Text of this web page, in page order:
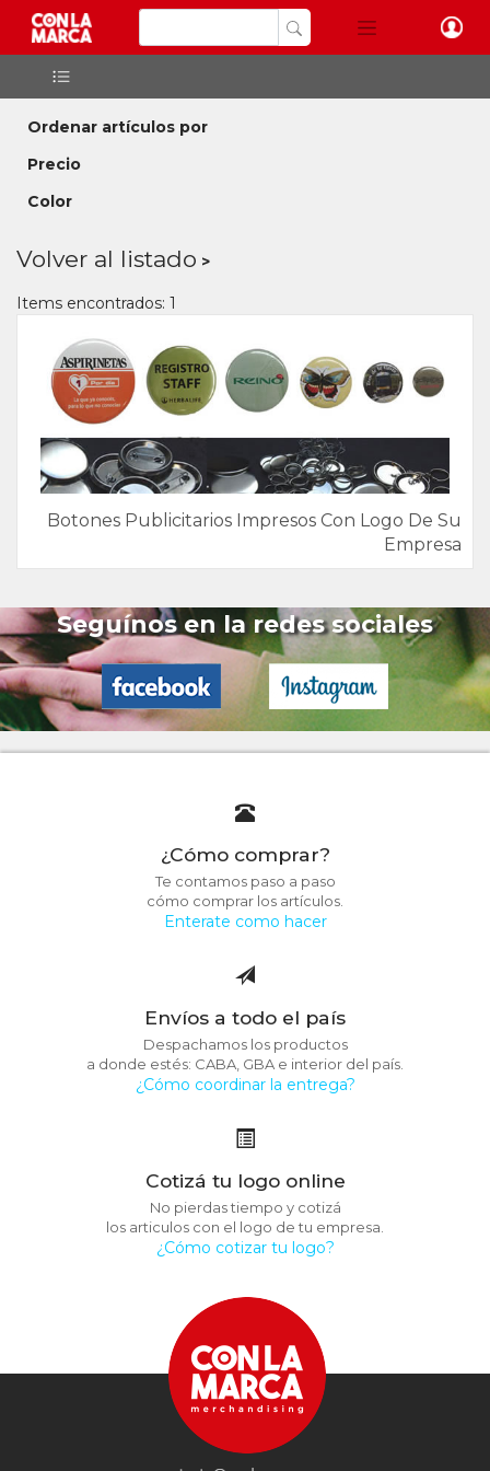
Ordenar artículos por
Precio
Color
Volver al listado
Items encontrados: 1
Botones Publicitarios Impresos Con Logo De Su
Empresa
Seguínos en la redes sociales
¿Cómo comprar?
Te contamos paso a paso
cómo comprar los artículos.
Enterate como hacer
Envíos a todo el país
Despachamos los productos
a donde estés: CABA, GBA e interior del país.
¿Cómo coordinar la entrega?
Cotizá tu logo online
No pierdas tiempo y cotizá
los articulos con el logo de tu empresa.
¿Cómo cotizar tu logo?